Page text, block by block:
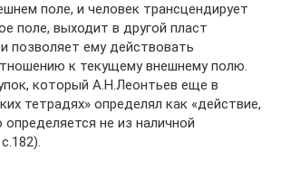
поле, и человек трансцендирует
поле, выходит в другой пласт
позволяет ему действовать
к текущему внешнему полю.
который А.Н.Леонтьев еще в
тетрадях» определял как «действие,
не из наличной